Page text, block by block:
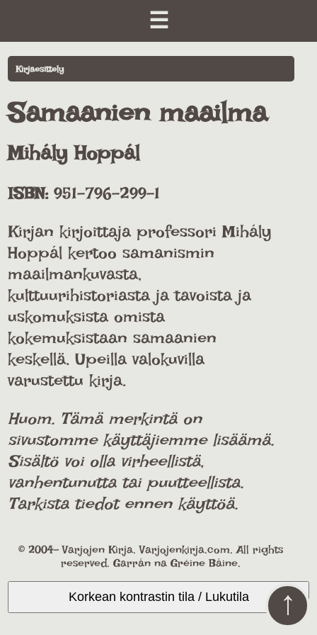
☰
Kirjaesittely
Samaanien maailma
Mihály Hoppál
ISBN:951-796-299-1
Kirjan kirjoittaja professori Mihály
Hoppál kertoo samanismin
maailmankuvasta,
kulttuurihistoriasta ja tavoista ja
uskomuksista omista
kokemuksistaan samaanien
keskellä. Upeilla valokuvilla
varustettu kirja.
Huom. Tämä merkintä on
sivustomme käyttäjiemme lisäämä.
Sisältö voi olla virheellistä,
vanhentunutta tai puutteellista.
Tarkista tiedot ennen käyttöä.
© 2004- Varjojen Kirja. Varjojenkirja.com. All rights
reserved. Garrán na Gréine Báine.
Korkean kontrastin tila / Lukutila ↑